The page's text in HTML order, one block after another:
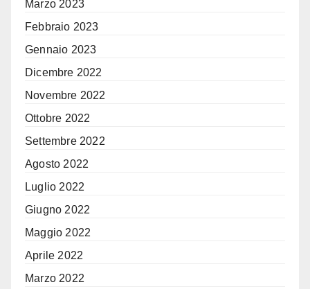
Marzo 2023
Febbraio 2023
Gennaio 2023
Dicembre 2022
Novembre 2022
Ottobre 2022
Settembre 2022
Agosto 2022
Luglio 2022
Giugno 2022
Maggio 2022
Aprile 2022
Marzo 2022